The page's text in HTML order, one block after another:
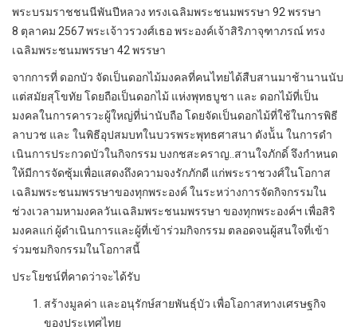
พระบรมราชชนนีพันปีหลวง ทรงเฉลิมพระชนมพรรษา 92 พรรษา
8 ตุลาคม 2567 พระเจ้าวรวงศ์เธอ พระองค์เจ้าสิริภาจุฑาภรณ์ ทรง
เฉลิมพระชนมพรรษา 42 พรรษา
จากการที่ ดอกบัว จัดเป็นดอกไม้มงคลที่คนไทยได้สืบสานมาช้านานนับ
แต่สมัยสุโขทัย โดยถือเป็นดอกไม้ แห่งพุทธบูชา และ ดอกไม้ที่เป็น
มงคลในการคารวะผู้ใหญ่ที่น่านับถือ โดยจัดเป็นดอกไม้ที่ใช้ในการพิธี
ลาบวช และ ในพิธีอุปสมบทในบวรพระพุทธศาสนา ดังน้ัน ในการดํา
เนินการประกวดบัวในกิจกรรม บงกชสะคราญ..สานใจภักดิ์ จึงกําหนด
ให้มีการจัดซุ้มเพื่อแสดงถึงความจงรักภักดี แก่พระราชวงศ์ในโอกาส
เฉลิมพระชนมพรรษาของทุกพระองค์ ในระหว่างการจัดกิจกรรมใน
ช่วงเวลามหามงคลวันเฉลิมพระชนมพรรษา ของทุกพระองค์ฯ เพื่อสิริ
มงคลแก่ ผู้ดําเนินการและผู้ที่เข้าร่วมกิจกรรม ตลอดจนผู้สนใจที่เข้า
ร่วมชมกิจกรรมในโอกาสนี้
ประโยชน์ที่คาดว่าจะได้รับ
สร้างมูลค่า และอนุรักษ์สายพันธุ์บัว เพื่อโอกาสทางเศรษฐกิจ
ของประเทศไทย